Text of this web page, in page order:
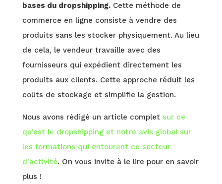
bases du dropshipping.Cette méthode de
commerce en ligne consiste à vendre des
produits sans les stocker physiquement. Au lieu
de cela, le vendeur travaille avec des
fournisseurs qui expédient directement les
produits aux clients. Cette approche réduit les
coûts de stockage et simplifie la gestion.
Nous avons rédigé un article complet sur ce
qu’est le dropshipping et notre avis global sur
les formations qui entourent ce secteur
d’activité. On vous invite à le lire pour en savoir
plus !